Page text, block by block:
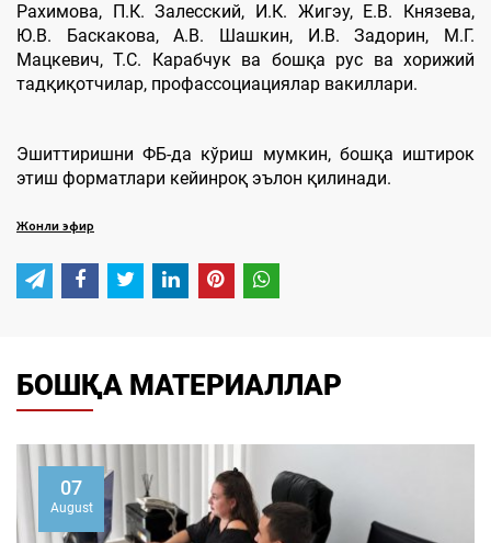
Рахимова, П.К. Залесский, И.К. Жигэу, Е.В. Князева,
Ю.В. Баскакова, А.В. Шашкин, И.В. Задорин, М.Г.
Мацкевич, Т.С. Карабчук ва бошқа рус ва хорижий
тадқиқотчилар, профассоциациялар вакиллари.
Эшиттиришни ФБ-да кўриш мумкин, бошқа иштирок
этиш форматлари кейинроқ эълон қилинади.
Жонли эфир
БОШҚА МАТЕРИАЛЛАР